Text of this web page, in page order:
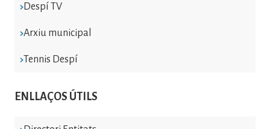
Despí TV
Arxiu municipal
Tennis Despí
ENLLAÇOS ÚTILS